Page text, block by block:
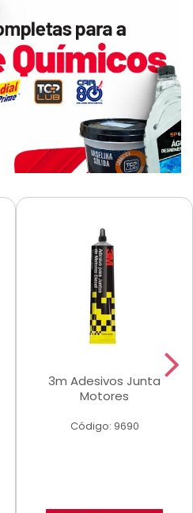
3m Adesivos Junta
Motores
Código: 9690